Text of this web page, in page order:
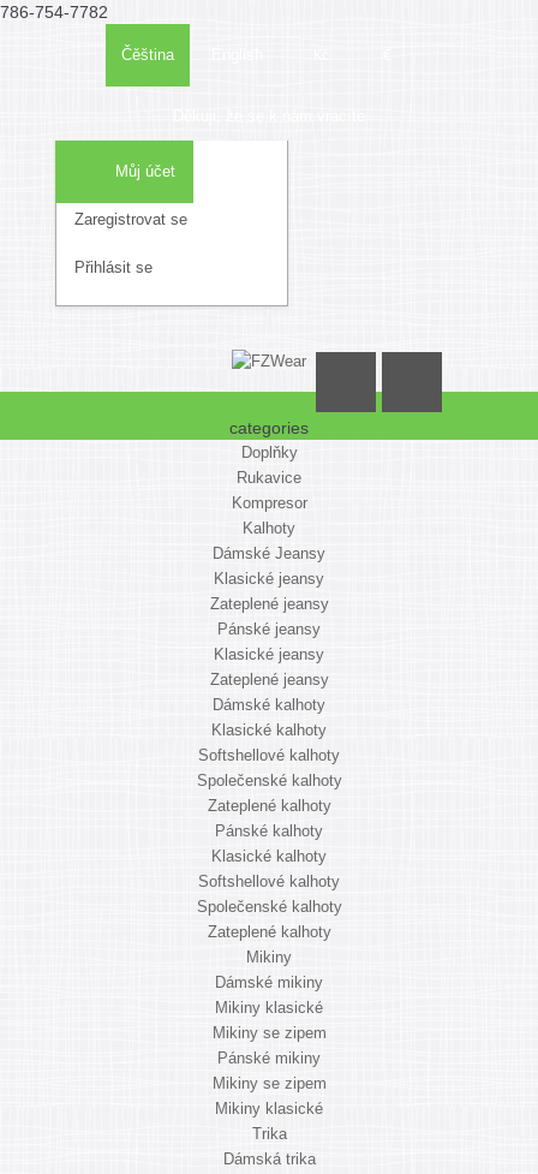
786-754-7782
Čěština
Můj účet
Zaregistrovat se
Přihlásit se
categories
Doplňky
Rukavice
Kompresor
Kalhoty
Dámské Jeansy
Klasické jeansy
Zateplené jeansy
Pánské jeansy
Klasické jeansy
Zateplené jeansy
Dámské kalhoty
Klasické kalhoty
Softshellové kalhoty
Společenské kalhoty
Zateplené kalhoty
Pánské kalhoty
Klasické kalhoty
Softshellové kalhoty
Společenské kalhoty
Zateplené kalhoty
Mikiny
Dámské mikiny
Mikiny klasické
Mikiny se zipem
Pánské mikiny
Mikiny se zipem
Mikiny klasické
Trika
Dámská trika